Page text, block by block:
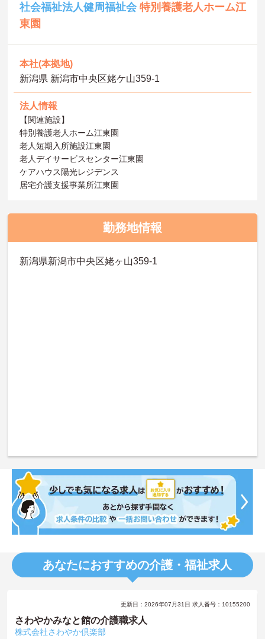
社会福祉法人健周福祉会特別養護老人ホーム江
東園
本社(本拠地)
新潟県 新潟市中央区姥ケ山359-1
法人情報
【関連施設】
特別養護老人ホーム江東園
老人短期入所施設江東園
老人デイサービスセンター江東園
ケアハウス陽光レジデンス
居宅介護支援事業所江東園
勤務地情報
新潟県新潟市中央区姥ヶ山359-1
あなたにおすすめの介護・福祉求人
更新日：2026年07月31日 求人番号：10155200
さわやかみなと館の介護職求人
株式会社さわやか倶楽部